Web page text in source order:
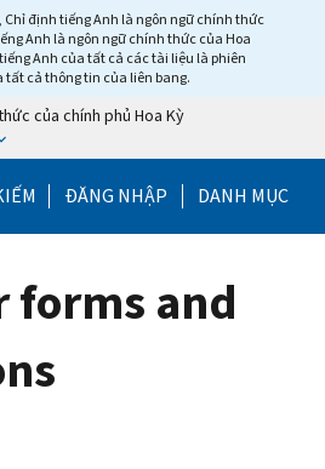
Chỉ định tiếng Anh là ngôn ngữ chính thức
Anh là ngôn ngữ chính thức của Hoa
Anh của tất cả các tài liệu là phiên
tất cả thông tin của liên bang.
của chính phủ Hoa Kỳ
Help Menu Mobile
ĐĂNG NHẬP DANH MỤC
forms and